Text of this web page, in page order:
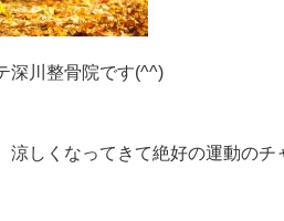
深川整骨院です(^^)
涼しくなってきて絶好の運動のチ